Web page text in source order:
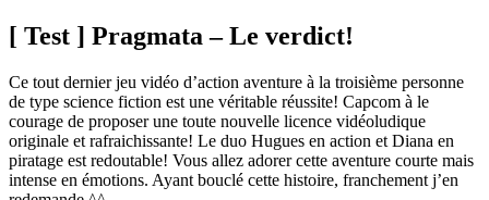
[ Test ] Pragmata – Le verdict!
Ce tout dernier jeu vidéo d’action aventure à la troisième personne
de type science fiction est une véritable réussite! Capcom à le
courage de proposer une toute nouvelle licence vidéoludique
originale et rafraichissante! Le duo Hugues en action et Diana en
piratage est redoutable! Vous allez adorer cette aventure courte mais
intense en émotions. Ayant bouclé cette histoire, franchement j’en